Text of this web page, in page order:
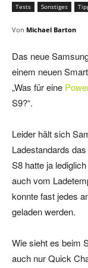
Tests Sonstiges
Von Michael Barton
Das neue
einem neuen
„Was für eine
S9?“.
Leider hält sich
Ladestandards
S8 hatte ja
auch vom
konnte fast jedes
geladen werden.
Wie sieht es beim
auch nur Quick